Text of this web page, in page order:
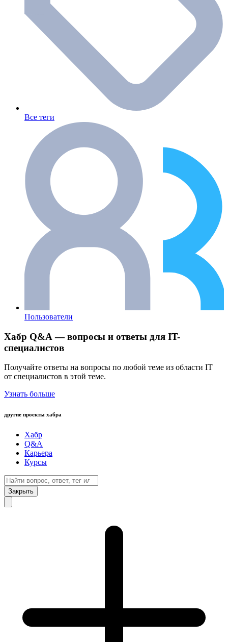
Все теги
Пользователи
Хабр Q&A — вопросы и ответы для IT-
специалистов
Получайте ответы на вопросы по любой теме из области IT
от специалистов в этой теме.
Узнать больше
другие проекты хабра
Хабр
Q&A
Карьера
Курсы
Закрыть